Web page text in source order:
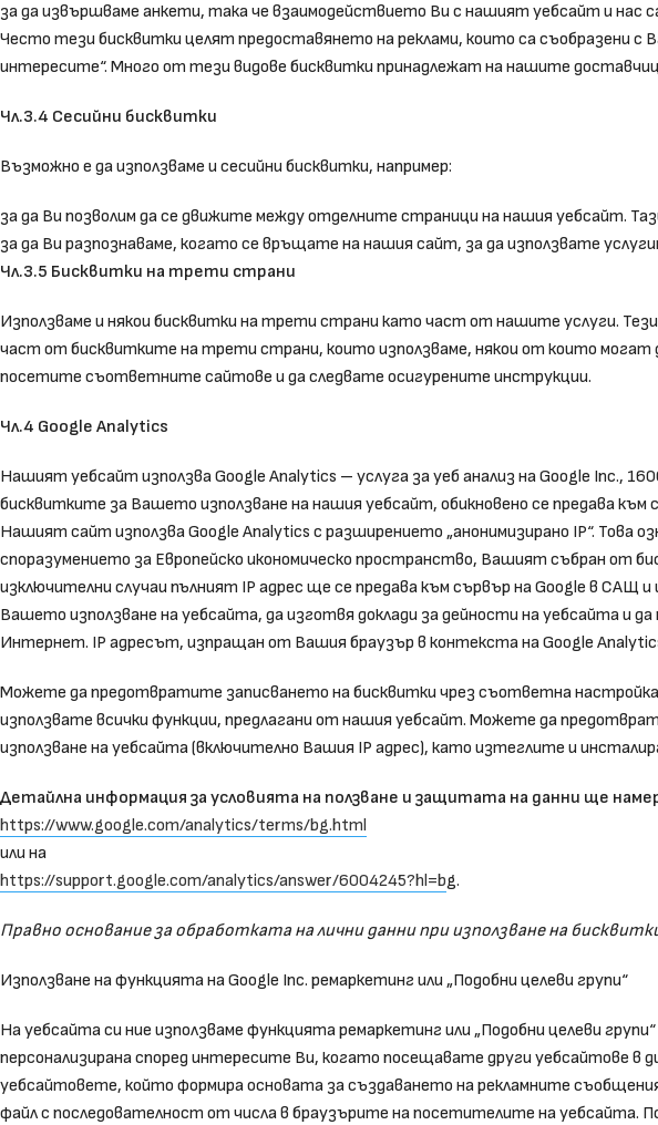
за да извършваме анкети, така че взаимодействието Ви с нашият уебсайт и нас
Често тези бисквитки целят предоставянето на реклами, които са съобразени с
интересите“. Много от тези видове бисквитки принадлежат на нашите
Чл.3.4 Сесийни бисквитки
Възможно е да използваме и сесийни бисквитки, например:
за да Ви позволим да се движите между отделните страници на нашия уебсайт.
за да Ви разпознаваме, когато се връщате на нашия сайт, за да използвате
Чл.3.5 Бисквитки на трети страни
Използваме и някои бисквитки на трети страни като част от нашите услуги.
част от бисквитките на трети страни, които използваме, някои от които
посетите съответните сайтове и да следвате осигурените инструкции.
Чл.4 Google Analytics
Нашият уебсайт използва Google Analytics – услуга за уеб анализ на Google Inc.,
бисквитките за Вашето използване на нашия уебсайт, обикновено се предава
Нашият сайт използва Google Analytics с разширението „анонимизирано IP“. Това
споразумението за Европейско икономическо пространство, Вашият събран от
изключителни случаи пълният IP адрес ще се предава към сървър на Google в
Вашето използване на уебсайта, да изготвя доклади за дейности на уебсайта и
Интернет. IP адресът, изпращан от Вашия браузър в контекста на Google
Можете да предотвратите записването на бисквитки чрез съответна
използвате всички функции, предлагани от нашия уебсайт. Можете да
използване на уебсайта (включително Вашия IP адрес), като изтеглите и
Детайлна информация за условията на ползване и защитата на данни ще
https://www.google.com/analytics/terms/bg.html
или на
https://support.google.com/analytics/answer/6004245?hl=bg.
Правно основание за обработката на лични данни при използване на бисквитки
Използване на функцията на Google Inc. ремаркетинг или „Подобни целеви групи“
На уебсайта си ние използваме функцията ремаркетинг или „Подобни целеви
персонализирана според интересите Ви, когато посещавате други уебсайтове
уебсайтовете, който формира основата за създаването на рекламните
файл с последователност от числа в браузърите на посетителите на уебсайта.